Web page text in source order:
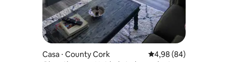
Casa ⋅ County Cork 4,98 de uma
4,98 (84)